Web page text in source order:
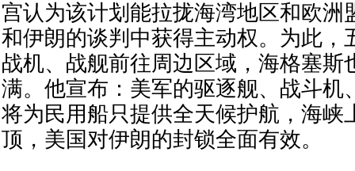
宫认为该计划能拉拢海湾地区和欧洲
和伊朗的谈判中获得主动权。为此，
战机、战舰前往周边区域，海格塞斯
满。他宣布：美军的驱逐舰、战斗机
将为民用船只提供全天候护航，海峡
顶，美国对伊朗的封锁全面有效。